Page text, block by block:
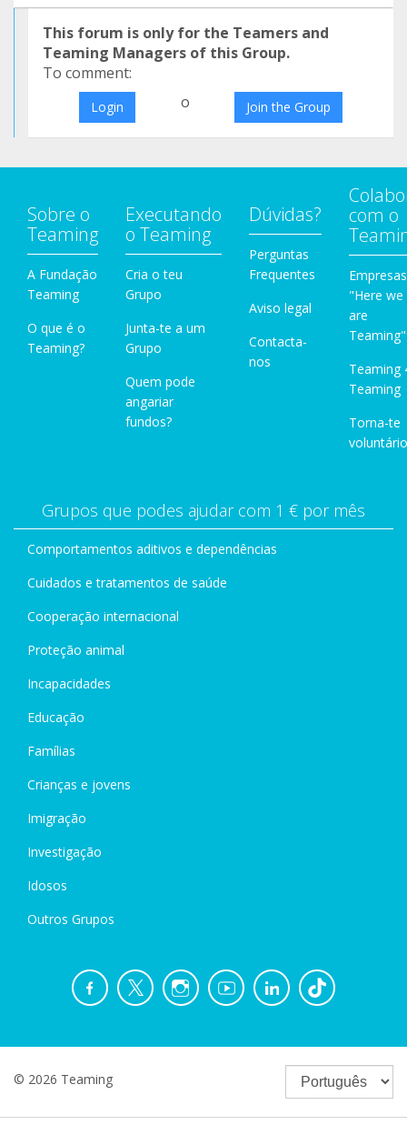
This forum is only for the Teamers and
Teaming Managers of this Group.
To comment:
Login o Join the Group
Sobre o
Teaming
A Fundação
Teaming
O que é o
Teaming?
Executando
o Teaming
Cria o teu
Grupo
Junta-te a um
Grupo
Quem pode
angariar
fundos?
Dúvidas?
Perguntas
Frequentes
Aviso legal
Contacta-
nos
com o
Empresas
"Here we
are
Teaming"
Teaming
Teaming
Torna-te
Grupos que podes ajudar com 1 € por mês
Comportamentos aditivos e dependências
Cuidados e tratamentos de saúde
Cooperação internacional
Proteção animal
Incapacidades
Educação
Famílias
Crianças e jovens
Imigração
Investigação
Idosos
Outros Grupos
© 2026 Teaming